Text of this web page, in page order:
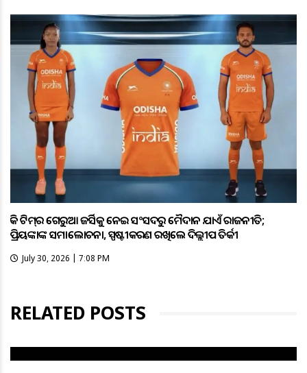
ହକି ଟିମ୍‌ର ଗେରୁଆ ଜର୍ସିକୁ ନେଇ ସଂସଦରୁ ମୈଦାନ ଯାଏଁ ରାଜନୀତି;
ପ୍ରିୟଙ୍କାଙ୍କ ସମାଲୋଚନା, ସ୍ପଷ୍ଟୀକରଣ ରଖିଲେ ଦିଲ୍ଲୀପ ତିର୍କୀ
July 30, 2026 | 7:08 PM
RELATED POSTS